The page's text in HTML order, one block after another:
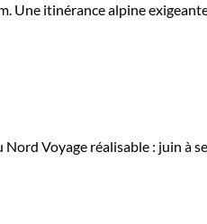
Une itinérance alpine
Nord Voyage réalisable : juin à